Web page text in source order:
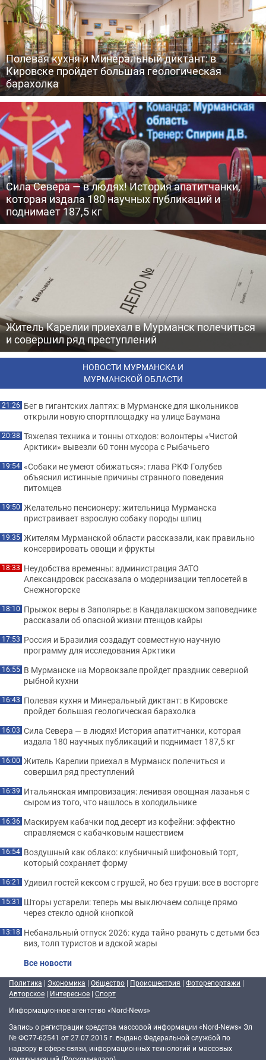
Полевая кухня и Минеральный диктант: в
Кировске пройдет большая геологическая
барахолка
Сила Севера — в людях! История апатитчанки,
которая издала 180 научных публикаций и
поднимает 187,5 кг
Житель Карелии приехал в Мурманск полечиться
и совершил ряд преступлений
НОВОСТИ МУРМАНСКА И
МУРМАНСКОЙ ОБЛАСТИ
21:26 Бег в гигантских лаптях: в Мурманске для школьников
открыли новую спортплощадку на улице Баумана
20:38 Тяжелая техника и тонны отходов: волонтеры «Чистой
Арктики» вывезли 60 тонн мусора с Рыбачьего
19:54 «Собаки не умеют обижаться»: глава РКФ Голубев
объяснил истинные причины странного поведения
питомцев
19:50 Желательно пенсионеру: жительница Мурманска
пристраивает взрослую собаку породы шпиц
19:35 Жителям Мурманской области рассказали, как правильно
консервировать овощи и фрукты
18:33 Неудобства временны: администрация ЗАТО
Александровск рассказала о модернизации теплосетей в
Снежногорске
18:10 Прыжок веры в Заполярье: в Кандалакшском заповеднике
рассказали об опасной жизни птенцов кайры
17:53 Россия и Бразилия создадут совместную научную
программу для исследования Арктики
16:55 В Мурманске на Морвокзале пройдет праздник северной
рыбной кухни
16:43 Полевая кухня и Минеральный диктант: в Кировске
пройдет большая геологическая барахолка
16:03 Сила Севера — в людях! История апатитчанки, которая
издала 180 научных публикаций и поднимает 187,5 кг
16:00 Житель Карелии приехал в Мурманск полечиться и
совершил ряд преступлений
16:39 Итальянская импровизация: ленивая овощная лазанья с
сыром из того, что нашлось в холодильнике
16:36 Маскируем кабачки под десерт из кофейни: эффектно
справляемся с кабачковым нашествием
16:54 Воздушный как облако: клубничный шифоновый торт,
который сохраняет форму
16:21 Удивил гостей кексом с грушей, но без груши: все в восторге
15:31 Шторы устарели: теперь мы выключаем солнце прямо
через стекло одной кнопкой
13:18 Небанальный отпуск 2026: куда тайно рвануть с детьми без
виз, толп туристов и адской жары
Все новости
Политика | Экономика | Общество | Происшествия | Фоторепортажи |
Авторское | Интересное | Спорт
Информационное агентство «Nord-News»
Запись о регистрации средства массовой информации «Nord-News» Эл
№ ФС77-62541 от 27.07.2015 г. выдано Федеральной службой по
надзору в сфере связи, информационных технологий и массовых